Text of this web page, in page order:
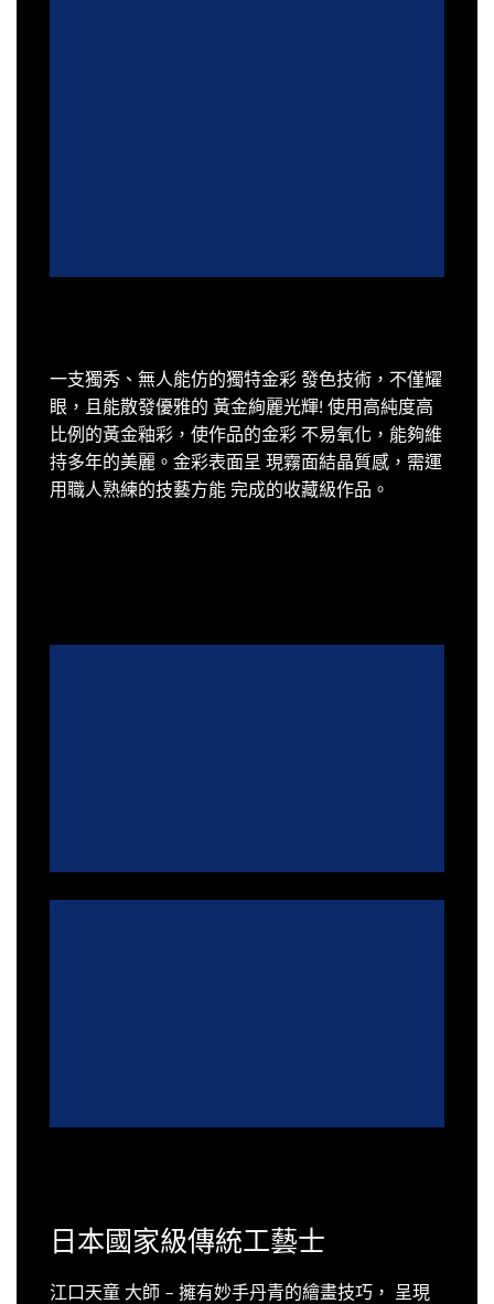
一支獨秀、無人能仿的獨特金彩 發色技術，不僅耀
眼，且能散發優雅的 黃金絢麗光輝! 使用高純度高
比例的黃金釉彩，使作品的金彩 不易氧化，能夠維
持多年的美麗。金彩表面呈 現霧面結晶質感，需運
用職人熟練的技藝方能 完成的收藏級作品。
日本國家級傳統工藝士
江口天童 大師 – 擁有妙手丹青的繪畫技巧， 呈現